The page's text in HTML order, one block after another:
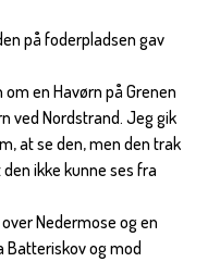
på foderpladsen gav
en Havørn på Grenen
ved Nordstrand. Jeg gik
at se den, men den trak
ikke kunne ses fra
Nedermose og en
Batteriskov og mod